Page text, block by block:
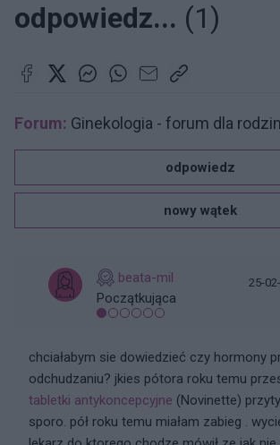
odpowiedz... (1)
Forum: Ginekologia - forum dla
odpowiedz
nowy wątek
beata-mil
Początkująca
25-
chciałabym sie dowiedzieć czy hormony
odchudzaniu? jkies pótora roku temu
tabletki antykoncepcyjne (Novinette)
sporo. pół roku temu miałam zabieg .